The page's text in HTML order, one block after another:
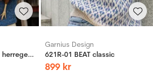
SG 01-02a Syftestad herregenser
Garnius Design
621R-01 BEAT classic
899 kr